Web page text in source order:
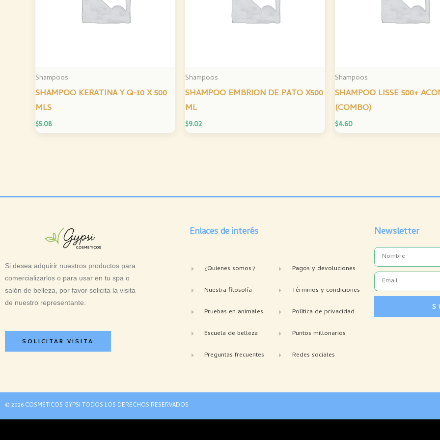
Shampoos
SHAMPOO KERATINA Y Q-10 X 500
MLS
$5.08
Shampoos
SHAMPOO EMBRION DE PATO X500
ML
$9.02
Shampoos
SHAMPOO LISSE 500+
(COMBO)
$4.60
Si desea adquirir nuestros productos para
comercializarlos o para usar en tu spa o
salón de belleza, por favor solicita la visita
de nuestro representante.
SOLICITAR VISITA
Enlaces de interés
¿Quienes somos?
Nuestra filosofía
Pruebas en animales
Escuela de belleza
Preguntas frecuentes
Pagos y devoluciones
Términos y condiciones
Política de privacidad
Puntos millonarios
Redes sociales
Newsletter
Name
Email
© 2026 COSMETICOS GYPSI TODOS LOS DERECHOS RESERVADOS